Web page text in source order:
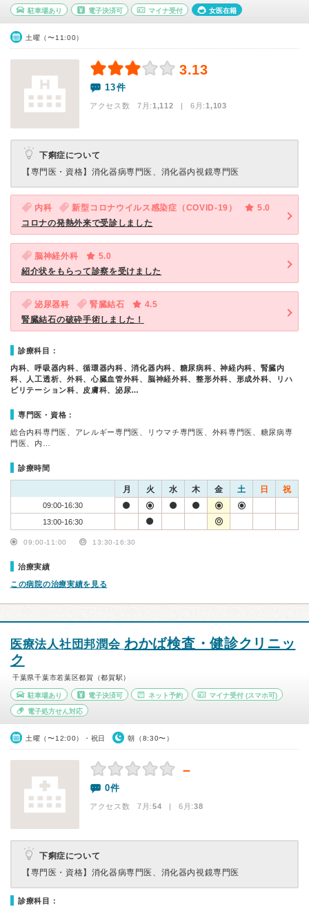
駐車場あり 電子決済可 マイナ受付 女医在籍
土曜（〜11:00）
3.13
13件
アクセス数 7月:1,112 | 6月:1,103
下痢症について
【専門医・資格】 消化器病専門医、消化器内視鏡専門医
内科 新型コロナウイルス感染症（COVID-19）
5.0
コロナの発熱外来で受診しました
脳神経外科
5.0
紹介状をもらって診察を受けました
泌尿器科 腎臓結石
4.5
腎臓結石の破砕手術しました！
診療科目：
内科、呼吸器内科、循環器内科、消化器内科、糖尿病科、神経内科、腎臓内
科、人工透析、外科、心臓血管外科、脳神経外科、整形外科、形成外科、リハ
ビリテーション科、皮膚科、泌尿…
専門医・資格：
総合内科専門医、アレルギー専門医、リウマチ専門医、外科専門医、糖尿病専
門医、内…
診療時間
月 火 水 木 金 土 日 祝
09:00-16:30
13:00-16:30
09:00-11:00 13:30-16:30
治療実績
この病院の治療実績を見る
医療法人社団邦潤会 わかば検査・健診クリニッ
ク
千葉県千葉市若葉区都賀（都賀駅）
駐車場あり 電子決済可 ネット予約 マイナ受付 (スマホ可)
電子処方せん対応
土曜（〜12:00）・祝日 朝（8:30〜）
－
0件
アクセス数 7月:54 | 6月:38
下痢症について
【専門医・資格】 消化器病専門医、消化器内視鏡専門医
診療科目：